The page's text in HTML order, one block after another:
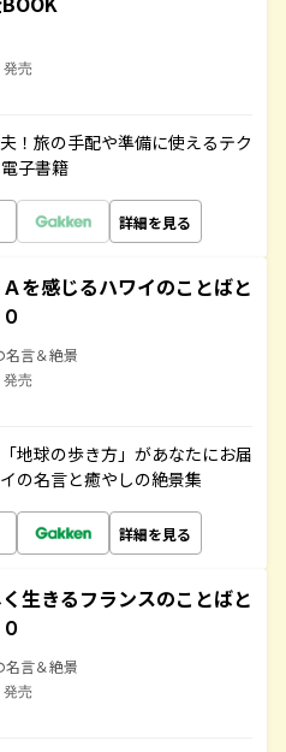
発売
！旅の手配や準備に使えるテク
子書籍
詳細を見る
を感じるハワイのことばと
名言＆絶景
発売
地球の歩き方」があなたにお届
の名言と癒やしの絶景集
詳細を見る
生きるフランスのことばと
名言＆絶景
発売